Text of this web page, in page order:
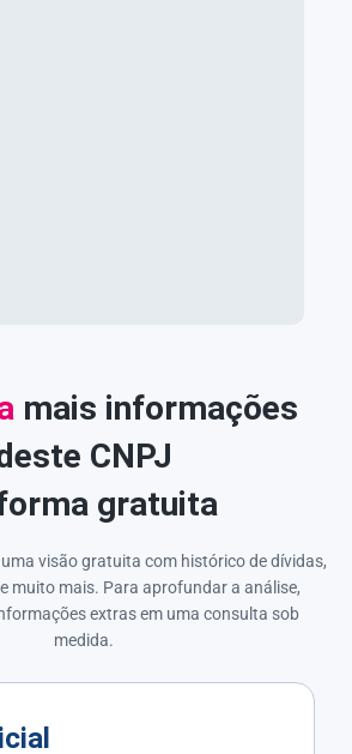
mais informações
CNPJ
gratuita
visão gratuita com histórico de dívidas,
muito mais. Para aprofundar a análise,
extras em uma consulta sob
medida.